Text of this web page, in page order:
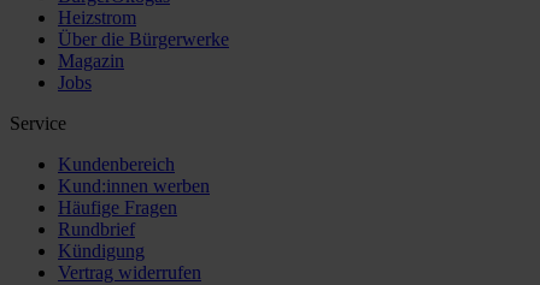
Heizstrom
Über die Bürgerwerke
Magazin
Jobs
Service
Kundenbereich
Kund:innen werben
Häufige Fragen
Rundbrief
Kündigung
Vertrag widerrufen